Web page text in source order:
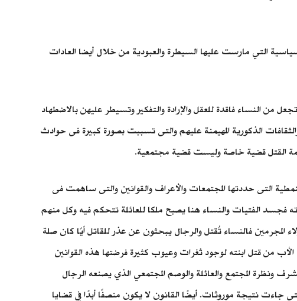
التي مارست عليها السيطرة والعبودية من خلال أيضا العادات
من النساء فاقدة للعقل والإرادة والتفكير وتسيطر عليهن بالاضطهاد
الذكورية المهيمنة عليهم والتى تسببت بصورة كبيرة فى حوادث
القتل قضية خاصة وليست قضية مجتمعية.
التى حددتها المجتمعات والأعراف والقوانين والتى ساهمت فى
فجسد الفتيات والنساء هنا يصبح ملكا للعائلة تتحكم فيه وكل منهم
المجرمين فالنساء تُقتل والرجال يبحثون عن عذر للقاتل أيًا كان صلة
من قتل ابنته لوجود ثغرات وعيوب كثيرة فرضتها هذه القوانين
ونظرة المجتمع والعائلة والوصم المجتمعي الذي يصنعه الرجال
جاءت نتيجة موروثات. أيضًا القانون لا يكون منصفًا أبدًا في قضايا